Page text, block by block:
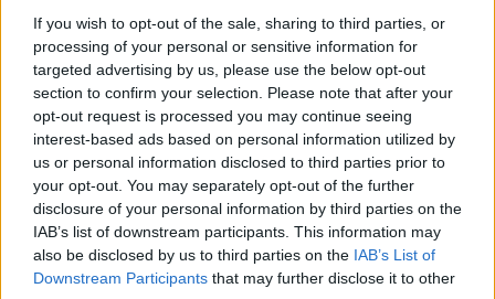
If you wish to opt-out of the sale, sharing to third parties, or
processing of your personal or sensitive information for
targeted advertising by us, please use the below opt-out
section to confirm your selection. Please note that after your
opt-out request is processed you may continue seeing
interest-based ads based on personal information utilized by
us or personal information disclosed to third parties prior to
your opt-out. You may separately opt-out of the further
disclosure of your personal information by third parties on the
IAB’s list of downstream participants. This information may
also be disclosed by us to third parties on the IAB’s List of
Downstream Participants that may further disclose it to other
Βασίλης Μουρατίδης
σεΒιωσιμότητα, Όλες οι
δημοσιεύσεις, Περιβάλλον–
Αριθμός προβολών :836
Το ΣΕΔΕ 2 (Σύστημα Εμπορίας Δικαιωμάτων
Εκπομπών 2) είναι η νέα φάση του
ευρωπαϊκού καθεστώτος εμπορίας
εκπομπών αερίων του θερμοκηπίου, που
ξεκίνησε την 1η Ιανουαρίου 2025 και